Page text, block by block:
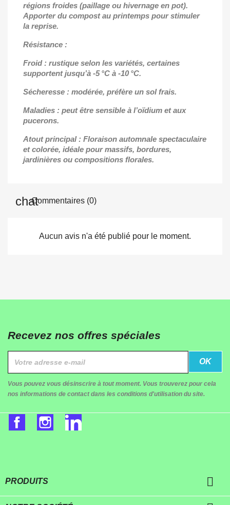
régions froides (paillage ou hivernage en pot).
Apporter du compost au printemps pour stimuler
la reprise.
Résistance :
Froid : rustique selon les variétés, certaines
supportent jusqu’à -5 °C à -10 °C.
Sécheresse : modérée, préfère un sol frais.
Maladies : peut être sensible à l’oïdium et aux
pucerons.
Atout principal : Floraison automnale spectaculaire
et colorée, idéale pour massifs, bordures,
jardinières ou compositions florales.
Commentaires (0)
Aucun avis n'a été publié pour le moment.
Recevez nos offres spéciales
Vous pouvez vous désinscrire à tout moment. Vous trouverez pour cela
nos informations de contact dans les conditions d'utilisation du site.
FacebookInstagram
PRODUITS 